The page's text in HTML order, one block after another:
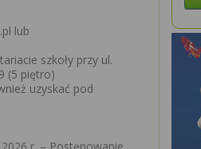
lub
szkoły przy ul.
(5 piętro)
uzyskać pod